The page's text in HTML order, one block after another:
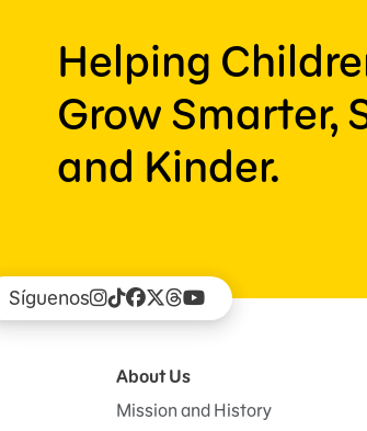
Helping
Grow Smarter,
and Kinder.
Síguenos
About Us
Mission and History